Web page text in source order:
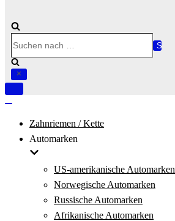
nach …
Navigation
Zahnriemen / Kette
Automarken
US-amerikanische Automarken
Norwegische Automarken
Russische Automarken
Afrikanische Automarken